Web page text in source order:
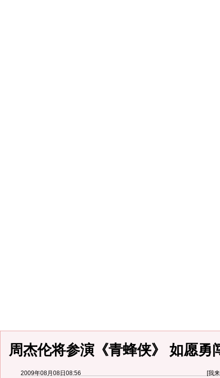
周杰伦将参演《青蜂侠》 如愿勇
2009年08月08日08:56 [我